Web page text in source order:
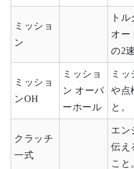
ミッショ
ン
ト
オー
の2速
ミッショ
ンOH
ミッショ
ン オーバ
ーホール
ミ
や点
と。
クラッチ
一式
エン
伝え
こと